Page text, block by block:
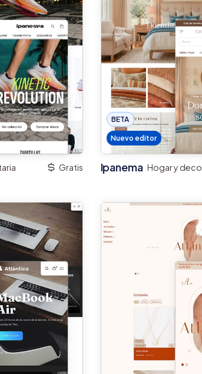
Gratis
BETA
Nuevo editor
Ipanema Hogar y deco